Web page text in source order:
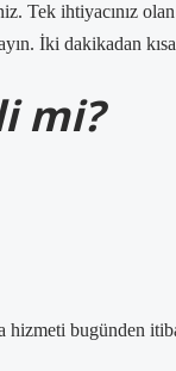
Tek ihtiyacınız
İki dakikadan
mi?
bugünden